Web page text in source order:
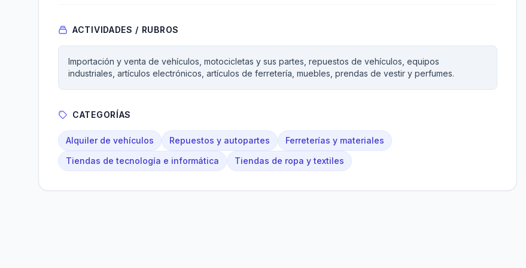
ACTIVIDADES / RUBROS
Importación y venta de vehículos, motocicletas y sus partes, repuestos de vehículos, equipos
industriales, artículos electrónicos, artículos de ferretería, muebles, prendas de vestir y perfumes.
CATEGORÍAS
Alquiler de vehículos Repuestos y autopartes
Ferreterías y materiales
Tiendas de tecnología e informática
Tiendas de ropa y textiles